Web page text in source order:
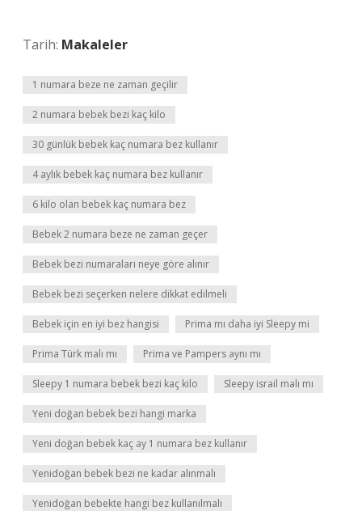
Tarih: Makaleler
1 numara beze ne zaman geçilir
2 numara bebek bezi kaç kilo
30 günlük bebek kaç numara bez kullanır
4 aylık bebek kaç numara bez kullanır
6 kilo olan bebek kaç numara bez
Bebek 2 numara beze ne zaman geçer
Bebek bezi numaraları neye göre alınır
Bebek bezi seçerken nelere dikkat edilmeli
Bebek için en iyi bez hangisi Prima mı daha iyi Sleepy mi
Prima Türk malı mı Prima ve Pampers aynı mı
Sleepy 1 numara bebek bezi kaç kilo Sleepy israil malı mı
Yeni doğan bebek bezi hangi marka
Yeni doğan bebek kaç ay 1 numara bez kullanır
Yenidoğan bebek bezi ne kadar alınmalı
Yenidoğan bebekte hangi bez kullanılmalı